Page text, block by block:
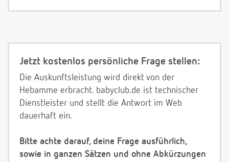
Jetzt kostenlos persönliche Frage stellen:
Die Auskunftsleistung wird direkt von der
Hebamme erbracht. babyclub.de ist technischer
Dienstleister und stellt die Antwort im Web
dauerhaft ein.
Bitte achte darauf, deine Frage ausführlich,
sowie in ganzen Sätzen und ohne Abkürzungen